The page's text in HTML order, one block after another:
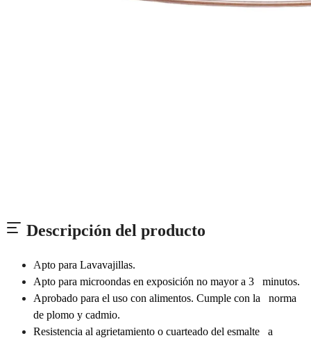
Descripción del producto
Apto para Lavavajillas.
Apto para microondas en exposición no mayor a 3 minutos.
Aprobado para el uso con alimentos. Cumple con la norma
de plomo y cadmio.
Resistencia al agrietamiento o cuarteado del esmalte a